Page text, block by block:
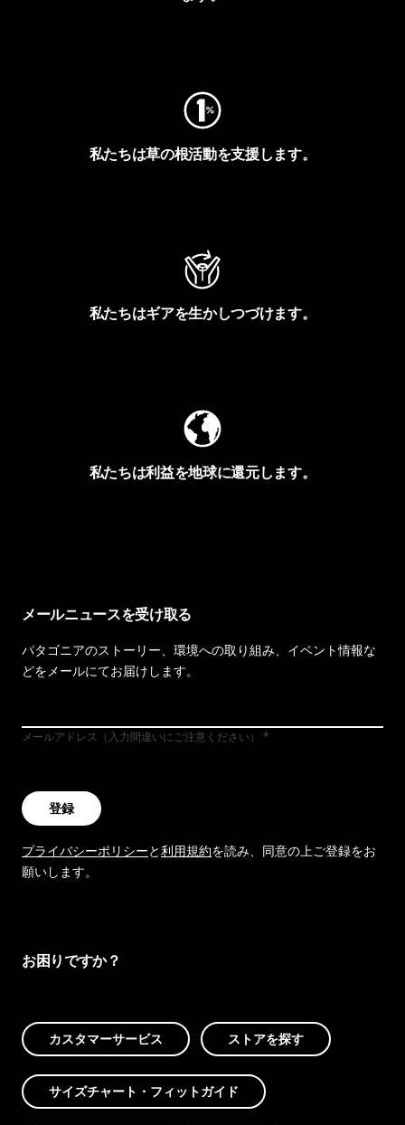
私たちは草の根活動を支援します。
私たちはギアを生かしつづけます。
私たちは利益を地球に還元します。
メールニュースを受け取る
パタゴニアのストーリー、環境への取り組み、イベント情報な
どをメールにてお届けします。
メールアドレス（入力間違いにご注意ください）
登録
プライバシーポリシーと利用規約を読み、同意の上ご登録をお
願いします。
お困りですか？
カスタマーサービス ストアを探す
サイズチャート・フィットガイド